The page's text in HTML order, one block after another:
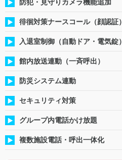
防犯・見守りカメラ機能追加
徘徊対策ナースコール（顔認証）
入退室制御（自動ドア・電気錠）
館内放送連動（一斉呼出）
防災システム連動
セキュリティ対策
グループ内電話かけ放題
複数施設電話・呼出一体化